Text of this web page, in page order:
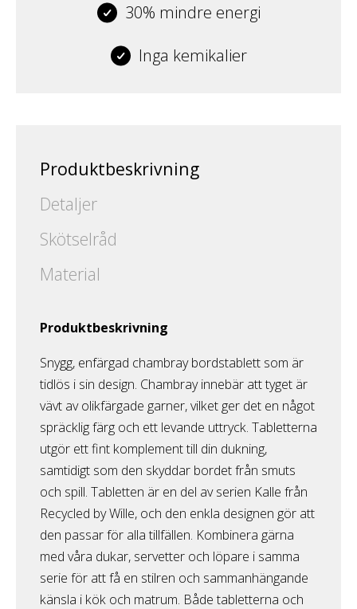
30% mindre energi
Inga kemikalier
Produktbeskrivning
Detaljer
Skötselråd
Material
Produktbeskrivning
Snygg, enfärgad chambray bordstablett som är
tidlös i sin design. Chambray innebär att tyget är
vävt av olikfärgade garner, vilket ger det en något
spräcklig färg och ett levande uttryck. Tabletterna
utgör ett fint komplement till din dukning,
samtidigt som den skyddar bordet från smuts
och spill. Tabletten är en del av serien Kalle från
Recycled by Wille, och den enkla designen gör att
den passar för alla tillfällen. Kombinera gärna
med våra dukar, servetter och löpare i samma
serie för att få en stilren och sammanhängande
känsla i kök och matrum. Både tabletterna och